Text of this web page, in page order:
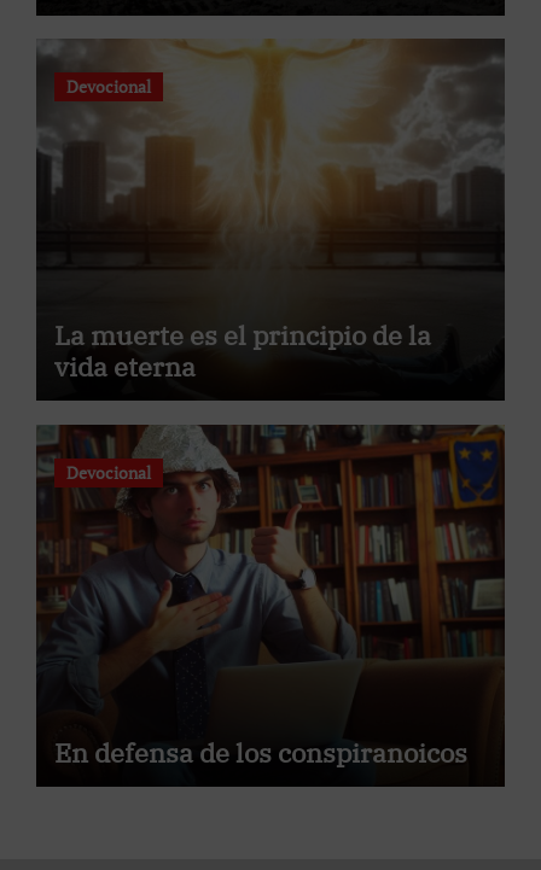
Devocional
La muerte es el principio de la
vida eterna
Devocional
En defensa de los conspiranoicos